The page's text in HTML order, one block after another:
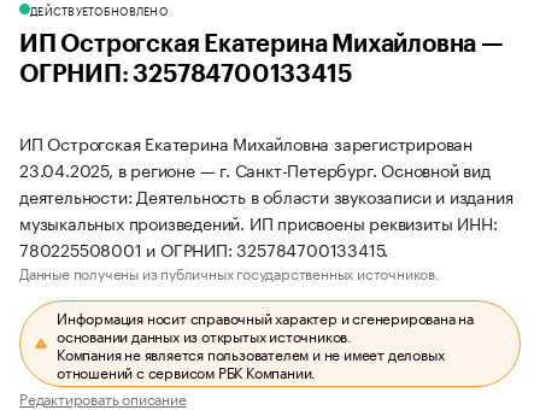
ДЕЙСТВУЕТОБНОВЛЕНО
ИП Острогская Екатерина Михайловна —
ОГРНИП: 325784700133415
ИП Острогская Екатерина Михайловна зарегистрирован
23.04.2025, в регионе — г. Санкт-Петербург. Основной вид
деятельности: Деятельность в области звукозаписи и издания
музыкальных произведений. ИП присвоены реквизиты ИНН:
780225508001 и ОГРНИП: 325784700133415.
Данные получены из публичных государственных источников.
Информация носит справочный характер и сгенерирована на
основании данных из открытых источников.
Компания не является пользователем и не имеет деловых
отношений с сервисом РБК Компании.
Редактировать описание